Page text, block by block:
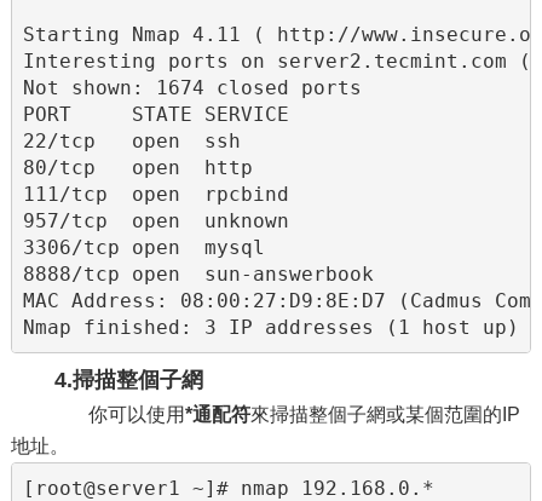
Starting Nmap 4.11 ( http://
Interesting ports on server2.tecmint.com
Not shown: 1674 closed ports
PORT     STATE SERVICE
22/tcp   open  ssh
80/tcp   open  http
111/tcp  open  rpcbind
957/tcp  open  unknown
3306/tcp open  mysql
8888/tcp open  sun-answerbook
MAC Address: 08:00:27:D9:8E:D7 (Cadmus
Nmap finished: 3 IP addresses (1 host up)
4.掃描整個子網
你可以使用*通配符來掃描整個子網或某個范圍的IP
地址。
[root@server1 ~]# nmap 192.168.0.*